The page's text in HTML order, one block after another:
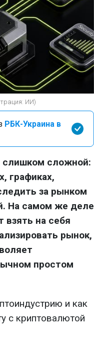
ИИ)
РБК-Украина в
слишком сложной:
графиках,
за рынком
На самом же деле
на себя
рынок,
простом
и как
с криптовалютой